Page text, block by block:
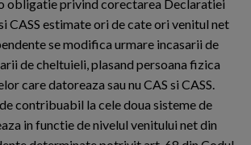
obligatie privind corectarea Declaratiei
CASS estimate ori de cate ori venitul net
se modifica urmare incasarii de
de cheltuieli, plasand persoana fizica
care datoreaza sau nu CAS si CASS.
contribuabil la cele doua sisteme de
in functie de nivelul venitului net din